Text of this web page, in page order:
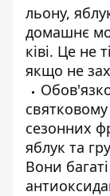
льону,
домашнє
ківі. Це не
якщо не
сезонних
яблук та
Вони